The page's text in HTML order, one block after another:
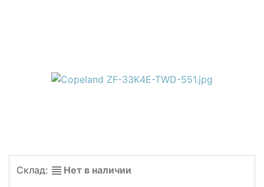
Склад: Нет в наличии